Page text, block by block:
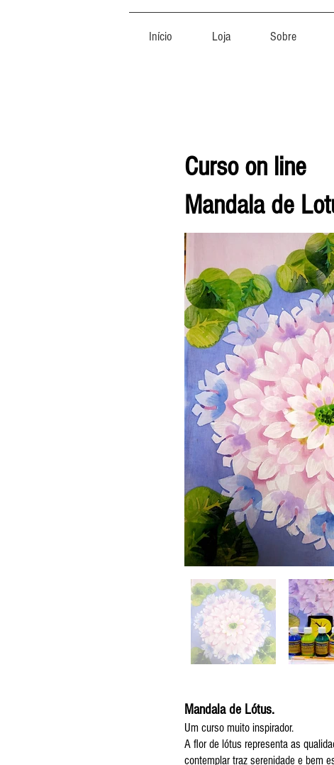
Início Loja Sobre
Curso on line
Mandala de
Mandala de Lótus.
Um curso muito inspirador.
A flor de lótus representa as
contemplar traz serenidade e bem